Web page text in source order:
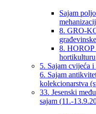
Sajam
8. GRO-
8. HOROP
hortikulturu
5. Sajam cvijeća
6. Sajam
kolekcionarstva
33. Jesenski
sajam (11.-